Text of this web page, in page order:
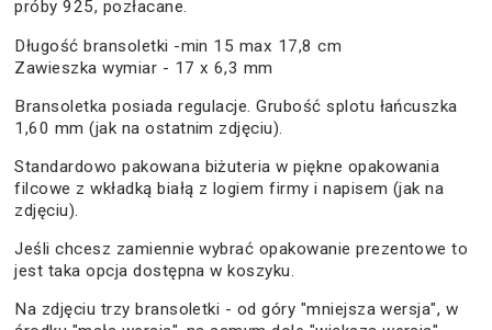
próby 925, pozłacane.
Długość bransoletki -min 15 max 17,8 cm
Zawieszka wymiar - 17 x 6,3 mm
Bransoletka posiada regulacje. Grubość splotu łańcuszka
1,60 mm (jak na ostatnim zdjęciu).
Standardowo pakowana biżuteria w piękne opakowania
filcowe z wkładką białą z logiem firmy i napisem (jak na
zdjęciu).
Jeśli chcesz zamiennie wybrać opakowanie prezentowe to
jest taka opcja dostępna w koszyku.
Na zdjęciu trzy bransoletki - od góry "mniejsza wersja", w